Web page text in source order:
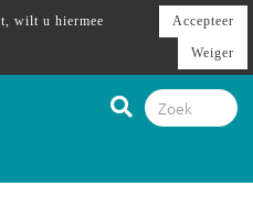
wilt u hiermee
Accepteer
Weiger